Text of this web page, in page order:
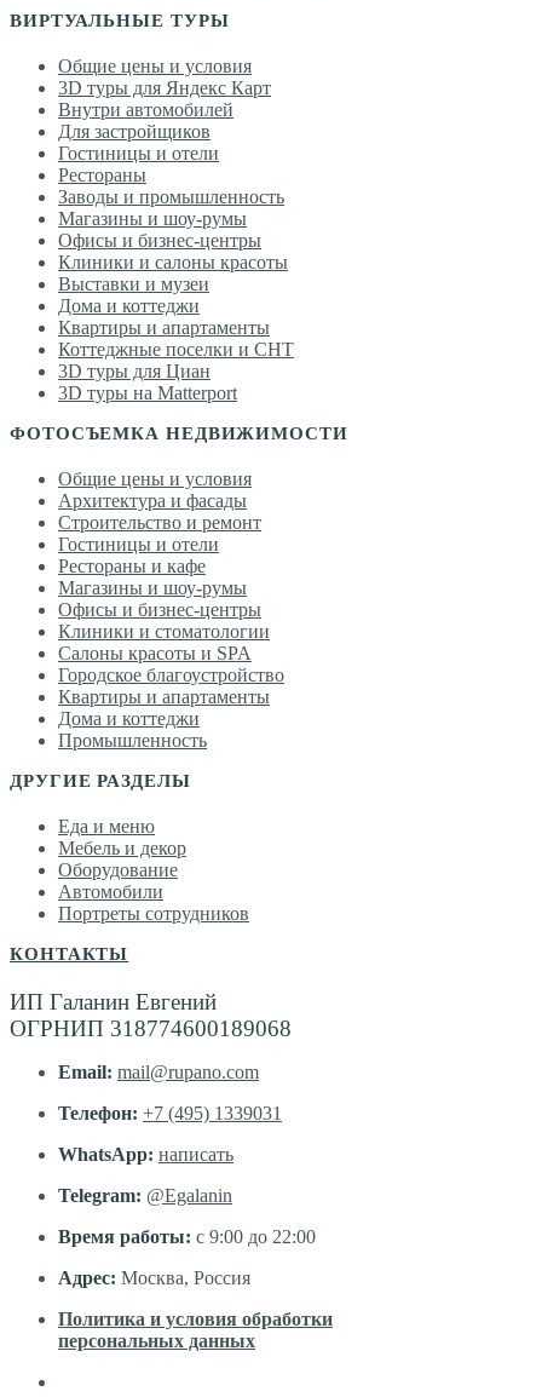
ВИРТУАЛЬНЫЕ ТУРЫ
Общие цены и условия
3D туры для Яндекс Карт
Внутри автомобилей
Для застройщиков
Гостиницы и отели
Рестораны
Заводы и промышленность
Магазины и шоу-румы
Офисы и бизнес-центры
Клиники и салоны красоты
Выставки и музеи
Дома и коттеджи
Квартиры и апартаменты
Коттеджные поселки и СНТ
3D туры для Циан
3D туры на Matterport
ФОТОСЪЕМКА НЕДВИЖИМОСТИ
Общие цены и условия
Архитектура и фасады
Строительство и ремонт
Гостиницы и отели
Рестораны и кафе
Магазины и шоу-румы
Офисы и бизнес-центры
Клиники и стоматологии
Салоны красоты и SPA
Городское благоустройство
Квартиры и апартаменты
Дома и коттеджи
Промышленность
ДРУГИЕ РАЗДЕЛЫ
Еда и меню
Мебель и декор
Оборудование
Автомобили
Портреты сотрудников
КОНТАКТЫ
ИП Галанин Евгений
ОГРНИП 318774600189068
Email: mail@rupano.com
Телефон: +7 (495) 1339031
WhatsApp: написать
Telegram: @Egalanin
Время работы: с 9:00 до 22:00
Адрес: Москва, Россия
Политика и условия обработки
персональных данных